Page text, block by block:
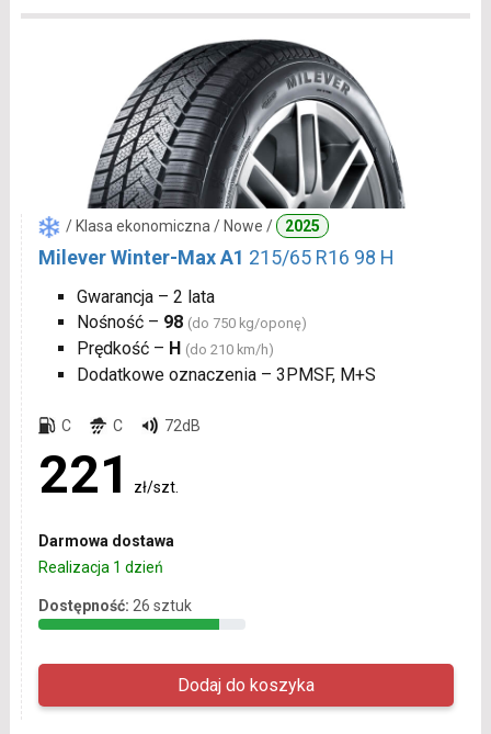
/ Klasa ekonomiczna / Nowe / 2025
Milever Winter-Max A1 215/65 R16 98 H
Gwarancja – 2 lata
Nośność – 98 (do 750 kg/oponę)
Prędkość – H (do 210 km/h)
Dodatkowe oznaczenia – 3PMSF, M+S
C C 72dB
221 zł/szt.
Darmowa dostawa
Realizacja 1 dzień
Dostępność: 26 sztuk